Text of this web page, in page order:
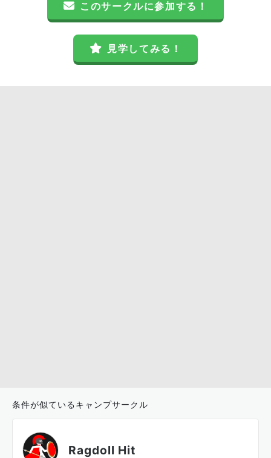
このサークルに参加する！
見学してみる！
条件が似ているキャンプサークル
Ragdoll Hit